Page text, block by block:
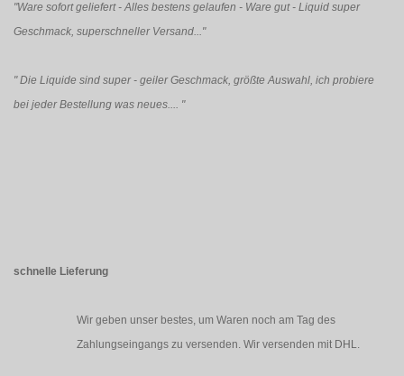
"Ware sofort geliefert - Alles bestens gelaufen - Ware gut - Liquid super
Geschmack, superschneller Versand..."
"Die Liquide sind super - geiler Geschmack, größte Auswahl, ich probiere
bei jeder Bestellung was neues.... "
schnelle Lieferung
Wir geben unser bestes, um Waren noch am Tag des
Zahlungseingangs zu versenden. Wir versenden mit DHL.